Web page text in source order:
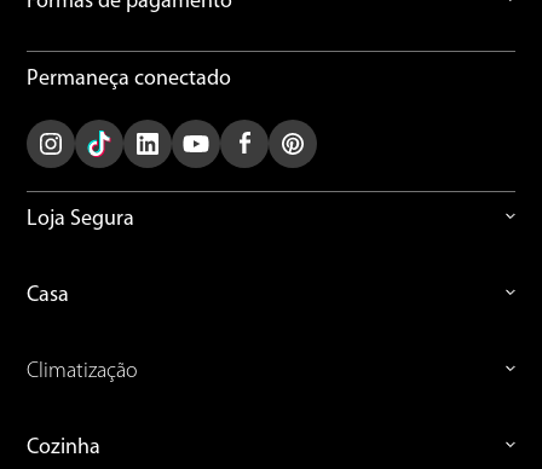
Permaneça conectado
Loja Segura
Casa
Climatização
Cozinha